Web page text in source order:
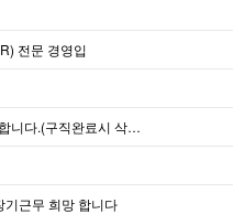
전문 경영입
니다.(구직완료시 삭…
기근무 희망 합니다